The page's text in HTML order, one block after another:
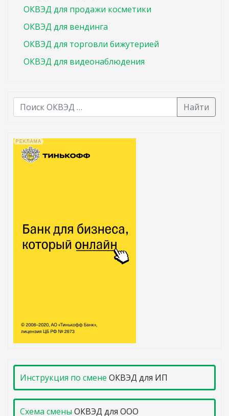
ОКВЭД для продажи косметики
ОКВЭД для вендинга
ОКВЭД для торговли бижутерией
ОКВЭД для видеонаблюдения
Найти
В списке найденных результатов используйте
Инструкция по смене ОКВЭД для ИП
Схема смены ОКВЭД для ООО